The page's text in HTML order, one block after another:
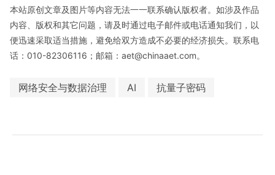
本站原创文章及图片等内容无法一一联系确认版权者。如涉及作品
内容、版权和其它问题，请及时通过电子邮件或电话通知我们，以
便迅速采取适当措施，避免给双方造成不必要的经济损失。联系电
话：010-82306116；邮箱：aet@chinaaet.com。
网络安全与数据治理 AI 抗量子密码